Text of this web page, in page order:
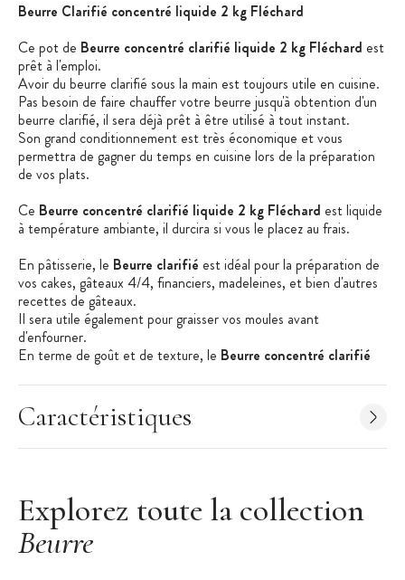
Beurre Clarifié concentré liquide 2 kg Fléchard
Ce pot de Beurre concentré clarifié liquide 2 kg Fléchard est
prêt à l'emploi.
Avoir du beurre clarifié sous la main est toujours utile en cuisine.
Pas besoin de faire chauffer votre beurre jusqu'à obtention d'un
beurre clarifié, il sera déjà prêt à être utilisé à tout instant.
Son grand conditionnement est très économique et vous
permettra de gagner du temps en cuisine lors de la préparation
de vos plats.
Ce Beurre concentré clarifié liquide 2 kg Fléchard est liquide
à température ambiante, il durcira si vous le placez au frais.
En pâtisserie, le Beurre clarifié est idéal pour la préparation de
vos cakes, gâteaux 4/4, financiers, madeleines, et bien d'autres
recettes de gâteaux.
Il sera utile également pour graisser vos moules avant
d'enfourner.
En terme de goût et de texture, le Beurre concentré clarifié
intensifié le goût de beurre dans vos gâteau et biscuits. Le fait
que le beurre clarifié fonde à des températures très
basses donne un fort arôme de beurre aux madeleines par
exemple.
utile pour donner du fondant aux ganaches, le beurre de la
préparation figera moins et donnera une pâte souple.
C'est une matière grasse que vous utiliserez aussi en
Caractéristiques
Explorez toute la collection
Beurre